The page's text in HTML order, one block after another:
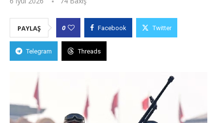
PAYLAŞ 0 Facebook Twitter
Telegram Threads